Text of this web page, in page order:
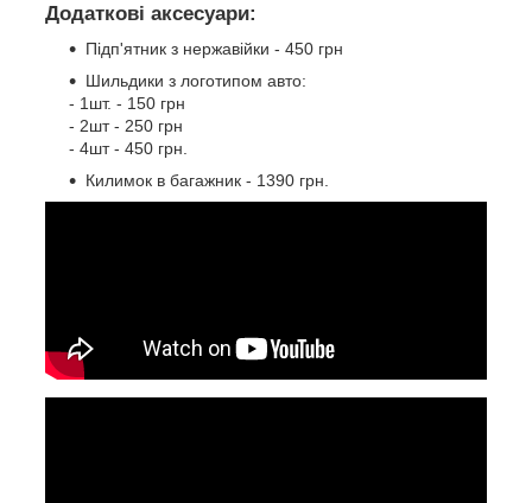
Додаткові аксесуари:
Підп'ятник з нержавійки - 450 грн
Шильдики з логотипом авто:
- 1шт. - 150 грн
- 2шт - 250 грн
- 4шт - 450 грн.
Килимок в багажник - 1390 грн.